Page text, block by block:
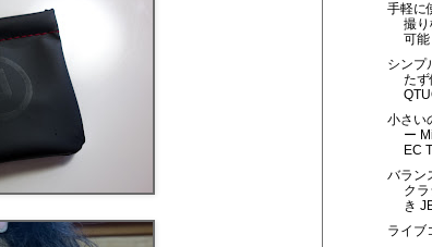
手軽に
撮
可
シンプ
た
小さい
ー
EC
バラン
ク
き
ライブ